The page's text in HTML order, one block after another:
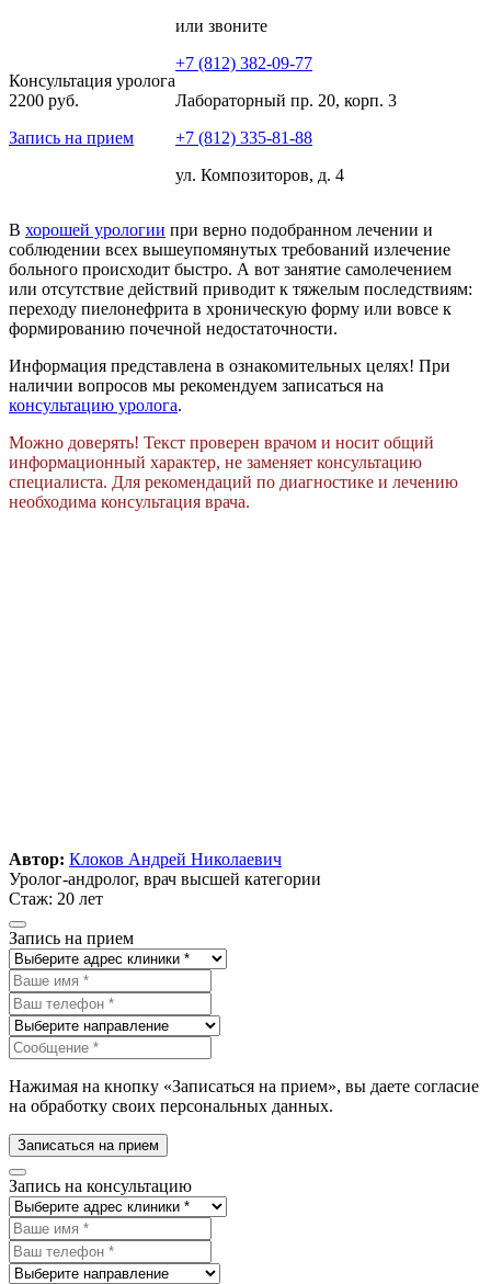
Консультация уролога
2200 руб.
Запись на прием
или звоните
+7 (812) 382-09-77
Лабораторный пр. 20, корп. 3
+7 (812) 335-81-88
ул. Композиторов, д. 4
В хорошей урологии при верно подобранном лечении и
соблюдении всех вышеупомянутых требований излечение
больного происходит быстро. А вот занятие самолечением
или отсутствие действий приводит к тяжелым последствиям:
переходу пиелонефрита в хроническую форму или вовсе к
формированию почечной недостаточности.
Информация представлена в ознакомительных целях! При
наличии вопросов мы рекомендуем записаться на
консультацию уролога.
Можно доверять! Текст проверен врачом и носит общий
информационный характер, не заменяет консультацию
специалиста. Для рекомендаций по диагностике и лечению
необходима консультация врача.
Автор: Клоков Андрей Николаевич
Уролог-андролог, врач высшей категории
Стаж: 20 лет
Запись на прием
Нажимая на кнопку «Записаться на прием», вы даете согласие
на обработку своих персональных данных.
Записаться на прием
Запись на консультацию